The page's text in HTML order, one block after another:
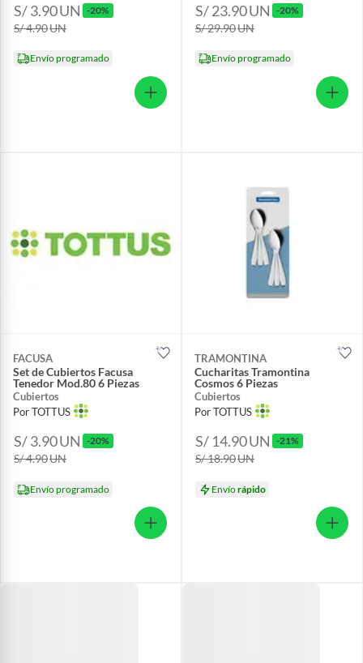
S/ 3.90UN -20%
S/ 4.90UN
Envío programado
S/ 23.90UN -20%
S/ 29.90UN
Envío programado
FACUSA
Set de Cubiertos Facusa
Tenedor Mod.80 6 Piezas
Cubiertos
Por TOTTUS
S/ 3.90UN -20%
S/ 4.90UN
Envío programado
TRAMONTINA
Cucharitas Tramontina
Cosmos 6 Piezas
Cubiertos
Por TOTTUS
S/ 14.90UN -21%
S/ 18.90UN
Envíorápido